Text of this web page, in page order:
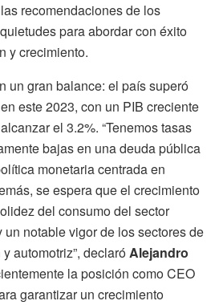
recomendaciones de los
para abordar con éxito
y crecimiento.
un gran balance: el país superó
este 2023, con un PIB creciente
el 3.2%. “Tenemos tasas
bajas en una deuda pública
monetaria centrada en
se espera que el crecimiento
del consumo del sector
notable vigor de los sectores de
automotriz”, declaróAlejandro
la posición como CEO
garantizar un crecimiento